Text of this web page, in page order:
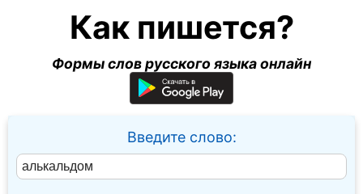
Как пишется?
Формы слов русского языка онлайн
Введите слово: